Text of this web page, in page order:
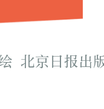
北京日报出